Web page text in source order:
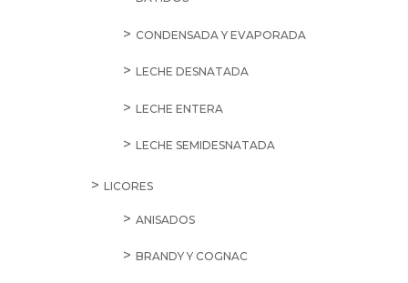
CONDENSADA Y EVAPORADA
LECHE DESNATADA
LECHE ENTERA
LECHE SEMIDESNATADA
LICORES
ANISADOS
BRANDY Y COGNAC